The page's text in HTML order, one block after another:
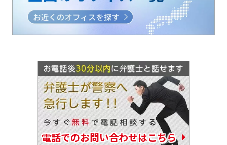
電話でのお問い合わせはこちら